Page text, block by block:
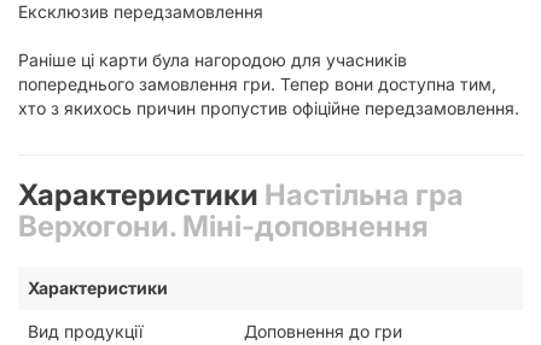
Ексклюзив передзамовлення
Раніше ці карти була нагородою для учасників
попереднього замовлення гри. Тепер вони доступна тим,
хто з якихось причин пропустив офіційне передзамовлення.
Характеристики Настільна гра
Верхогони. Міні-доповнення
Характеристики
Вид продукції Доповнення до гри